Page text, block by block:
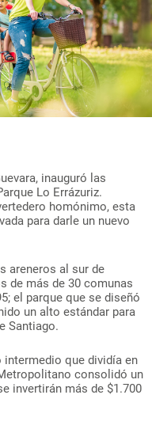
inauguró las
Lo Errázuriz.
homónimo, esta
para darle un nuevo
areneros al sur de
de más de 30 comunas
el parque que se diseñó
un alto estándar para
Santiago.
intermedio que dividía en
consolidó un
invertirán más de $1.700